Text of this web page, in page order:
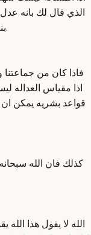
الذي قال لك بانه
بناء على وحده الفكره او وحده الطائفه والمذهب.
فاذا كان من
اذا مقياس
قواعد بشريه يمكن
كذلك فان الله
الله لا يقول هذا